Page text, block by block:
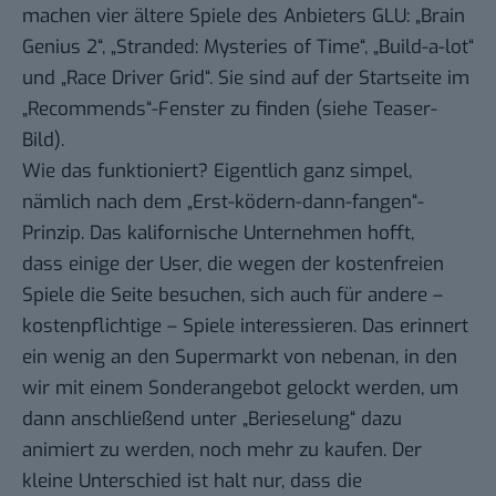
machen vier ältere Spiele des Anbieters GLU: „Brain
Genius 2“, „Stranded: Mysteries of Time“, „Build-a-lot“
und „Race Driver Grid“. Sie sind auf der Startseite im
„Recommends“-Fenster zu finden (siehe Teaser-
Bild).
Wie das funktioniert? Eigentlich ganz simpel,
nämlich nach dem „Erst-ködern-dann-fangen“-
Prinzip. Das kalifornische Unternehmen hofft,
dass einige der User, die wegen der kostenfreien
Spiele die Seite besuchen, sich auch für andere –
kostenpflichtige – Spiele interessieren. Das erinnert
ein wenig an den Supermarkt von nebenan, in den
wir mit einem Sonderangebot gelockt werden, um
dann anschließend unter „Berieselung“ dazu
animiert zu werden, noch mehr zu kaufen. Der
kleine Unterschied ist halt nur, dass die